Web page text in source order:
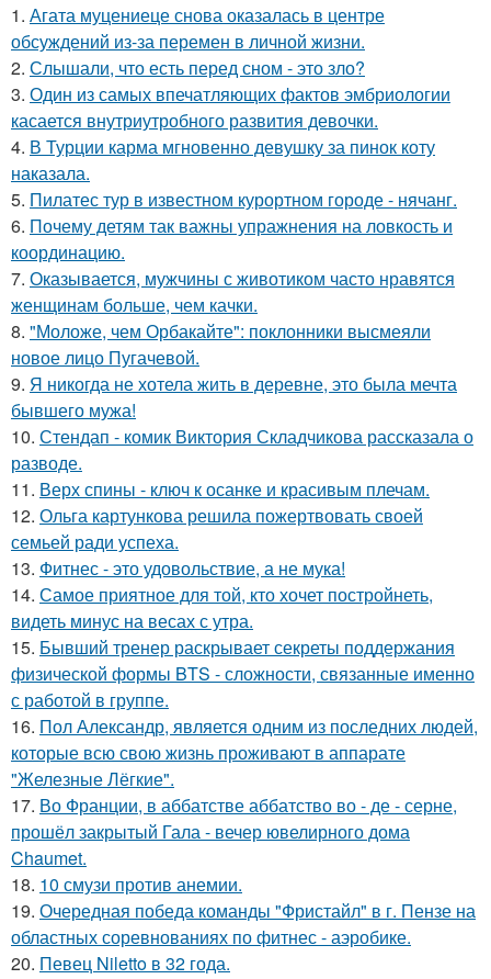
1. Агата муцениеце снова оказалась в центре
обсуждений из-за перемен в личной жизни.
2. Слышали, что есть перед сном - это зло?
3. Один из самых впечатляющих фактов эмбриологии
касается внутриутробного развития девочки.
4. В Турции карма мгновенно девушку за пинок коту
наказала.
5. Пилатес тур в известном курортном городе - нячанг.
6. Почему детям так важны упражнения на ловкость и
координацию.
7. Оказывается, мужчины с животиком часто нравятся
женщинам больше, чем качки.
8. "Моложе, чем Орбакайте": поклонники высмеяли
новое лицо Пугачевой.
9. Я никогда не хотела жить в деревне, это была мечта
бывшего мужа!
10. Стендап - комик Виктория Складчикова рассказала о
разводе.
11. Верх спины - ключ к осанке и красивым плечам.
12. Ольга картункова решила пожертвовать своей
семьей ради успеха.
13. Фитнес - это удовольствие, а не мука!
14. Самое приятное для той, кто хочет постройнеть,
видеть минус на весах с утра.
15. Бывший тренер раскрывает секреты поддержания
физической формы BTS - сложности, связанные именно
с работой в группе.
16. Пол Александр, является одним из последних людей,
которые всю свою жизнь проживают в аппарате
"Железные Лёгкие".
17. Во Франции, в аббатстве аббатство во - де - серне,
прошёл закрытый Гала - вечер ювелирного дома
Chaumet.
18. 10 смузи против анемии.
19. Очередная победа команды "Фристайл" в г. Пензе на
областных соревнованиях по фитнес - аэробике.
20. Певец Niletto в 32 года.